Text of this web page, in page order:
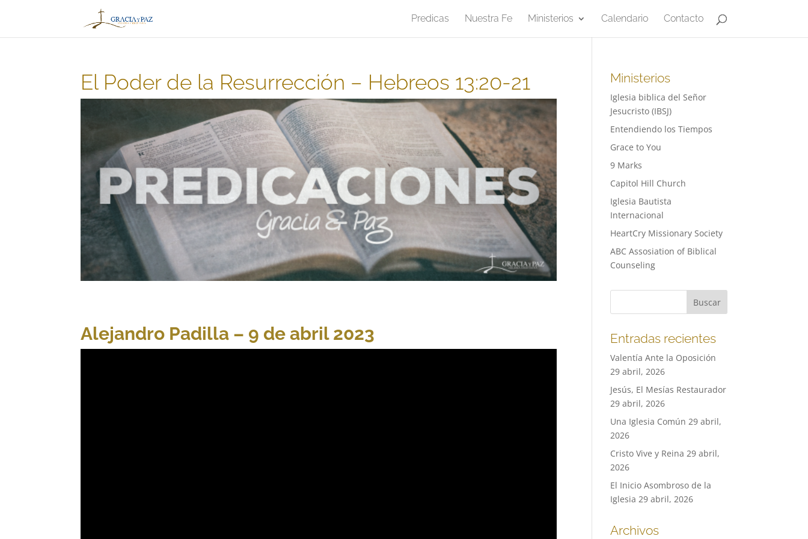
Predicas Nuestra Fe Ministerios Calendario Contacto
El Poder de la Resurrección – Hebreos 13:20-21
Alejandro Padilla – 9 de abril 2023
Ministerios
Iglesia biblica del Señor
Jesucristo (IBSJ)
Entendiendo los Tiempos
Grace to You
9 Marks
Capitol Hill Church
Iglesia Bautista
Internacional
HeartCry Missionary Society
ABC Assosiation of Biblical
Counseling
Entradas recientes
Valentía Ante la Oposición
29 abril, 2026
Jesús, El Mesías Restaurador
29 abril, 2026
Una Iglesia Común 29 abril,
2026
Cristo Vive y Reina 29 abril,
2026
El Inicio Asombroso de la
Iglesia 29 abril, 2026
Archivos